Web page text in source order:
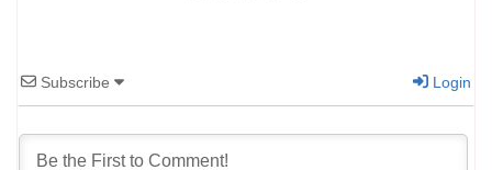
Subscribe Login